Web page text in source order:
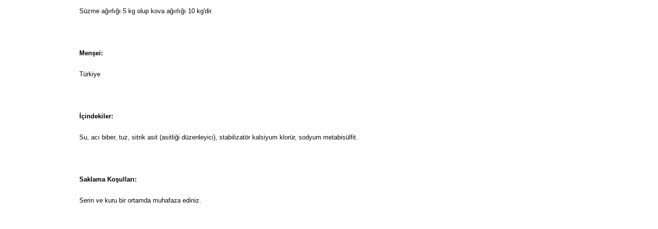
Süzme ağırlığı 5 kg olup kova ağırlığı 10 kg'dir.
Menşei:
Türkiye
İçindekiler:
Su, acı biber, tuz, sitrik asit (asitliği düzenleyici), stabilizatör kalsiyum klorür, sodyum metabisülfit.
Saklama Koşulları:
Serin ve kuru bir ortamda muhafaza ediniz.